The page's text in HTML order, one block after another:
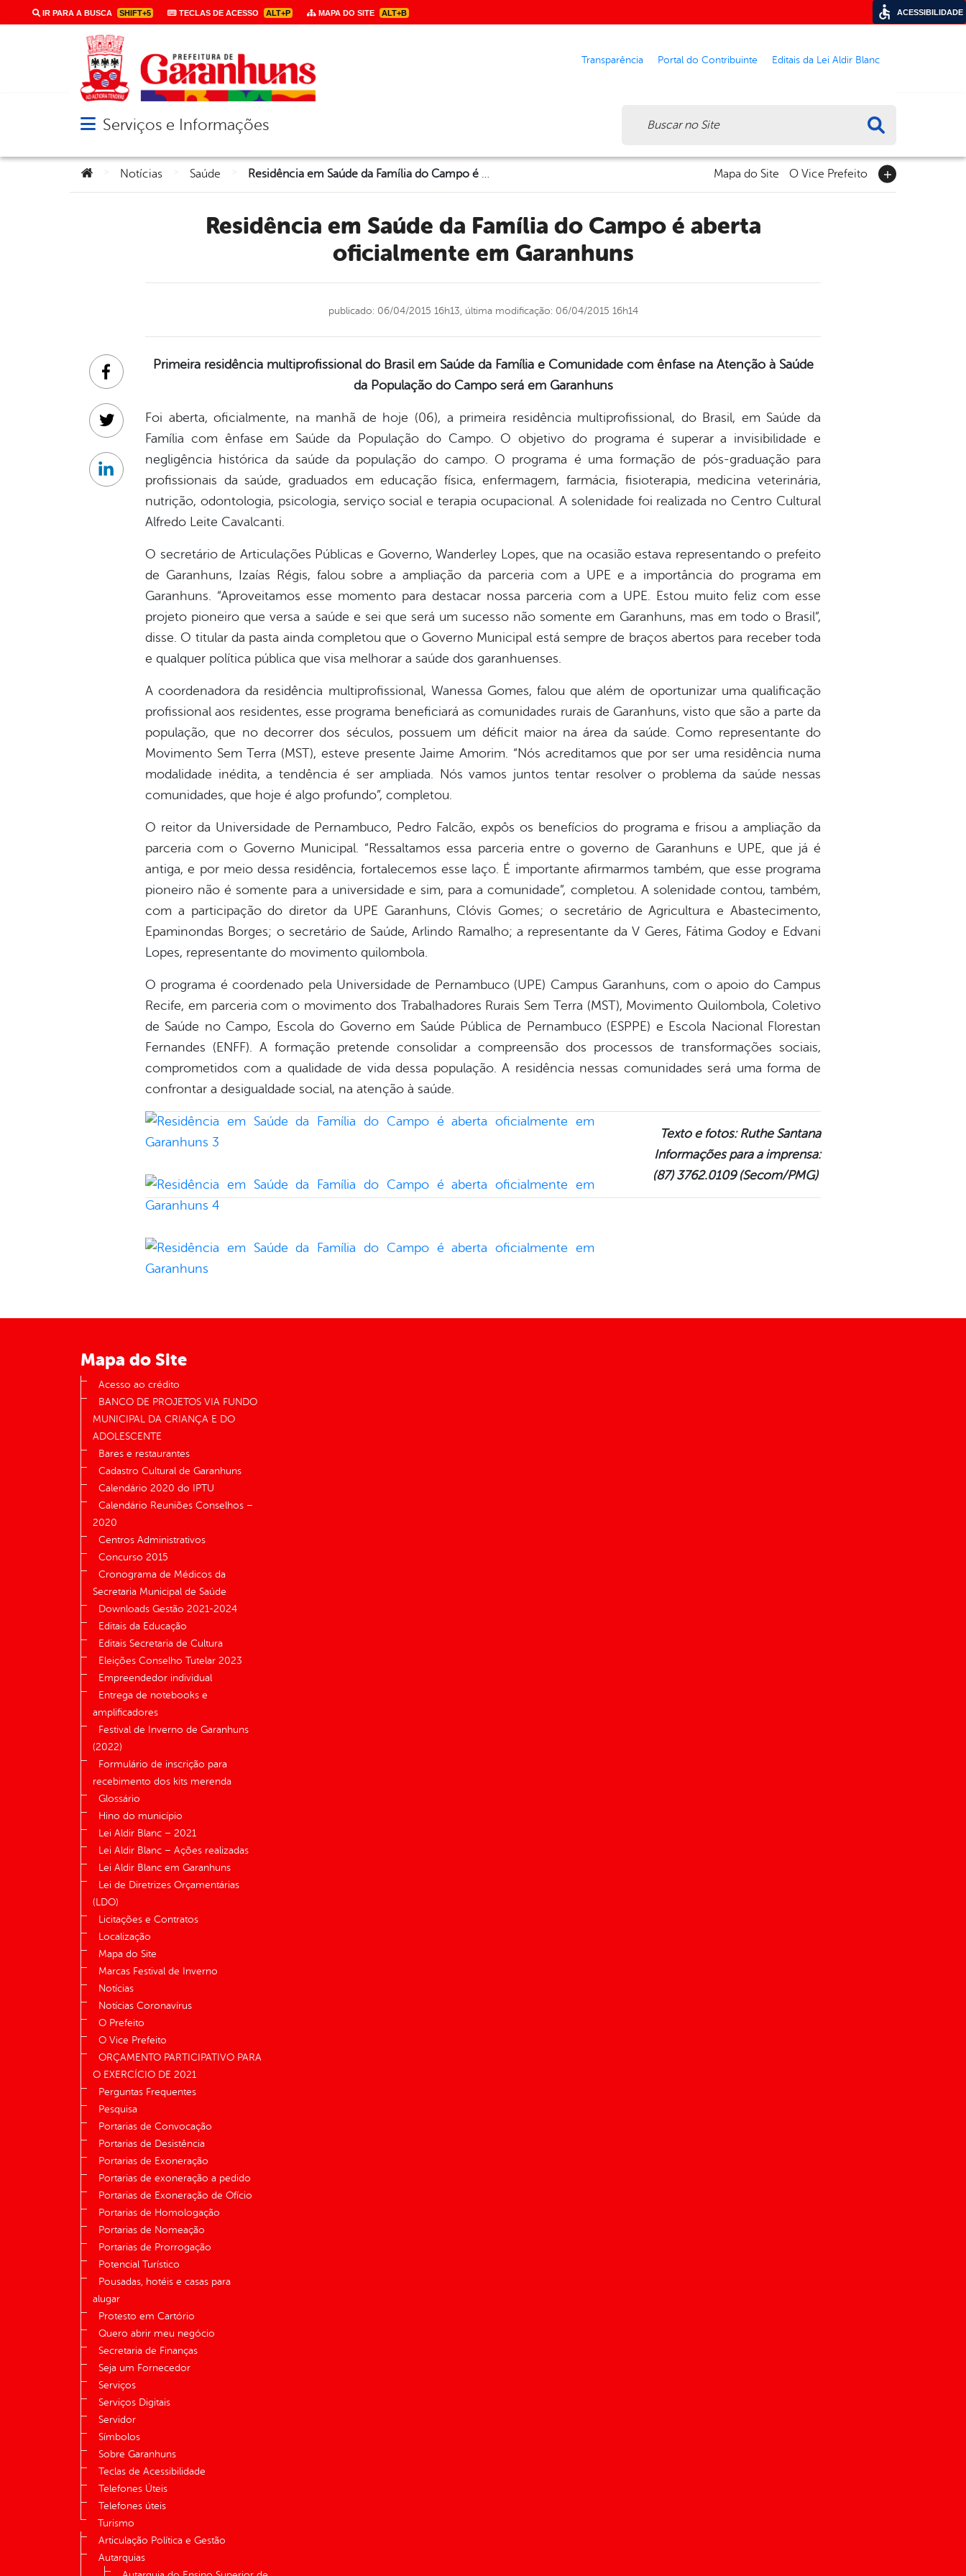
IR PARA A BUSCA SHIFT+5 TECLAS DE ACESSO ALT+P MAPA DO SITE ALT+B
Transparência Portal do Contribuinte Editais da Lei Aldir Blanc
Abrir menu principal de navegação
Serviços e Informações
Você está aqui:
Notícias Saúde Residência em Saúde da Família do Campo é aberta oficialmente em Garanhuns Mapa do Site O Vice Prefeito
Residência em Saúde da Família do Campo é aberta
oficialmente em Garanhuns
publicado: 06/04/2015 16h13, última modificação: 06/04/2015 16h14
Primeira residência multiprofissional do Brasil em Saúde da Família e Comunidade com ênfase na Atenção à Saúde
da População do Campo será em Garanhuns
Foi aberta, oficialmente, na manhã de hoje (06), a primeira residência multiprofissional, do Brasil, em Saúde da
Família com ênfase em Saúde da População do Campo. O objetivo do programa é superar a invisibilidade e
negligência histórica da saúde da população do campo. O programa é uma formação de pós-graduação para
profissionais da saúde, graduados em educação física, enfermagem, farmácia, fisioterapia, medicina veterinária,
nutrição, odontologia, psicologia, serviço social e terapia ocupacional. A solenidade foi realizada no Centro Cultural
Alfredo Leite Cavalcanti.
O secretário de Articulações Públicas e Governo, Wanderley Lopes, que na ocasião estava representando o prefeito
de Garanhuns, Izaías Régis, falou sobre a ampliação da parceria com a UPE e a importância do programa em
Garanhuns. “Aproveitamos esse momento para destacar nossa parceria com a UPE. Estou muito feliz com esse
projeto pioneiro que versa a saúde e sei que será um sucesso não somente em Garanhuns, mas em todo o Brasil”,
disse. O titular da pasta ainda completou que o Governo Municipal está sempre de braços abertos para receber toda
e qualquer política pública que visa melhorar a saúde dos garanhuenses.
A coordenadora da residência multiprofissional, Wanessa Gomes, falou que além de oportunizar uma qualificação
profissional aos residentes, esse programa beneficiará as comunidades rurais de Garanhuns, visto que são a parte da
população, que no decorrer dos séculos, possuem um déficit maior na área da saúde. Como representante do
Movimento Sem Terra (MST), esteve presente Jaime Amorim. “Nós acreditamos que por ser uma residência numa
modalidade inédita, a tendência é ser ampliada. Nós vamos juntos tentar resolver o problema da saúde nessas
comunidades, que hoje é algo profundo”, completou.
O reitor da Universidade de Pernambuco, Pedro Falcão, expôs os benefícios do programa e frisou a ampliação da
parceria com o Governo Municipal. “Ressaltamos essa parceria entre o governo de Garanhuns e UPE, que já é
antiga, e por meio dessa residência, fortalecemos esse laço. É importante afirmarmos também, que esse programa
pioneiro não é somente para a universidade e sim, para a comunidade”, completou. A solenidade contou, também,
com a participação do diretor da UPE Garanhuns, Clóvis Gomes; o secretário de Agricultura e Abastecimento,
Epaminondas Borges; o secretário de Saúde, Arlindo Ramalho; a representante da V Geres, Fátima Godoy e Edvani
Lopes, representante do movimento quilombola.
O programa é coordenado pela Universidade de Pernambuco (UPE) Campus Garanhuns, com o apoio do Campus
Recife, em parceria com o movimento dos Trabalhadores Rurais Sem Terra (MST), Movimento Quilombola, Coletivo
de Saúde no Campo, Escola do Governo em Saúde Pública de Pernambuco (ESPPE) e Escola Nacional Florestan
Fernandes (ENFF). A formação pretende consolidar a compreensão dos processos de transformações sociais,
comprometidos com a qualidade de vida dessa população. A residência nessas comunidades será uma forma de
confrontar a desigualdade social, na atenção à saúde.
Texto e fotos: Ruthe Santana
Informações para a imprensa:
(87) 3762.0109 (Secom/PMG)
Facebook
Twitter
Linkedin
Mapa do Site
Acesso ao crédito
BANCO DE PROJETOS VIA FUNDO
MUNICIPAL DA CRIANÇA E DO
ADOLESCENTE
Bares e restaurantes
Cadastro Cultural de Garanhuns
Calendário 2020 do IPTU
Calendário Reuniões Conselhos –
2020
Centros Administrativos
Concurso 2015
Cronograma de Médicos da
Secretaria Municipal de Saúde
Downloads Gestão 2021-2024
Editais da Educação
Editais Secretaria de Cultura
Eleições Conselho Tutelar 2023
Empreendedor individual
Entrega de notebooks e
amplificadores
Festival de Inverno de Garanhuns
(2022)
Formulário de inscrição para
recebimento dos kits merenda
Glossário
Hino do município
Lei Aldir Blanc – 2021
Lei Aldir Blanc – Ações realizadas
Lei Aldir Blanc em Garanhuns
Lei de Diretrizes Orçamentárias
(LDO)
Licitações e Contratos
Localização
Mapa do Site
Marcas Festival de Inverno
Notícias
Notícias Coronavírus
O Prefeito
O Vice Prefeito
ORÇAMENTO PARTICIPATIVO PARA
O EXERCÍCIO DE 2021
Perguntas Frequentes
Pesquisa
Portarias de Convocação
Portarias de Desistência
Portarias de Exoneração
Portarias de exoneração a pedido
Portarias de Exoneração de Ofício
Portarias de Homologação
Portarias de Nomeação
Portarias de Prorrogação
Potencial Turístico
Pousadas, hotéis e casas para
alugar
Protesto em Cartório
Quero abrir meu negócio
Secretaria de Finanças
Seja um Fornecedor
Serviços
Serviços Digitais
Servidor
Símbolos
Sobre Garanhuns
Teclas de Acessibilidade
Telefones Úteis
Telefones úteis
Turismo
Articulação Política e Gestão
Autarquias
ACESSIBILIDADE